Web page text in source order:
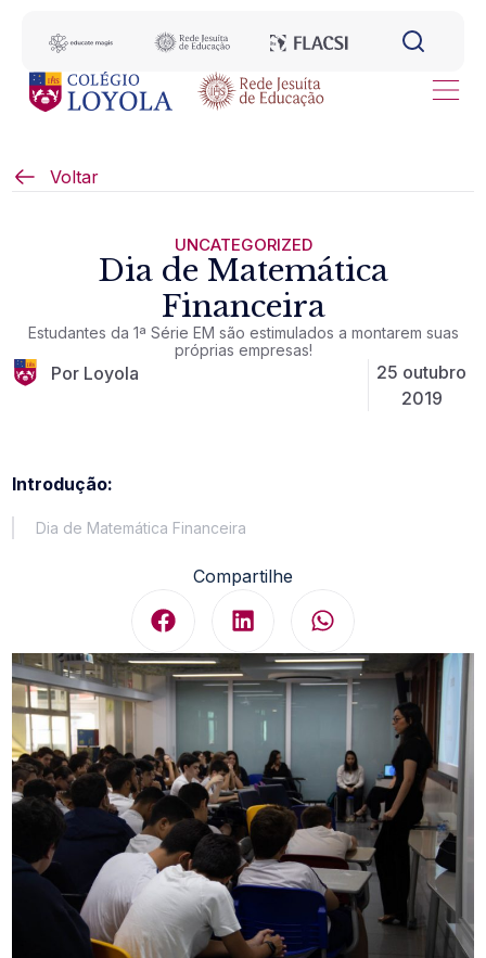
Voltar
UNCATEGORIZED
Dia de Matemática
Financeira
Estudantes da 1ª Série EM são estimulados a montarem suas
próprias empresas!
Por Loyola
25 outubro
2019
Introdução:
Dia de Matemática Financeira
Compartilhe